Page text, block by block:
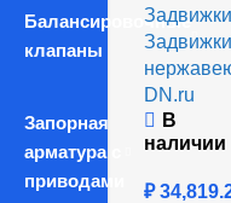
Балансировочные
клапаны
Запорная
арматура с
приводами
Задвижки
Задвижки
DN.ru
В
наличии
₽